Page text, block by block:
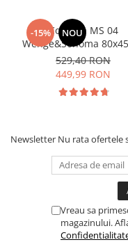
-15% NOU
Comoda MS 04
Wenge&Sonoma
cm
529,40 RON
449,99 RON
Newsletter Nu rata ofertele
Vreau sa
magazinului.